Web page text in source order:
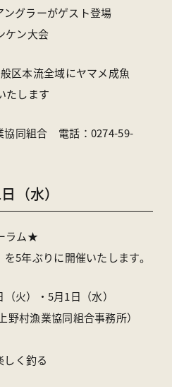
グラーがゲスト登場
大会
区本流全域にヤマメ成魚
たします
協同組合 電話：0274-59-
（水）
ラム★
5年ぶりに開催いたします。
火）・5月1日（水）
村漁業協同組合事務所）
く釣る